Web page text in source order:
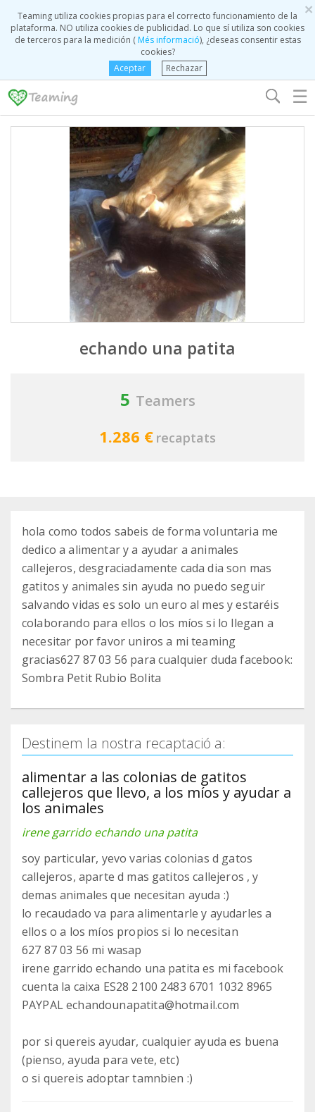
×
Teaming utiliza cookies propias para el correcto funcionamiento de la
plataforma. NO utiliza cookies de publicidad. Lo que sí utiliza son cookies
de terceros para la medición (Més informació), ¿deseas consentir estas
cookies?
Aceptar
Rechazar
☰
echando una patita
5 Teamers
1.286 € recaptats
hola como todos sabeis de forma voluntaria me
dedico a alimentar y a ayudar a animales
callejeros, desgraciadamente cada dia son mas
gatitos y animales sin ayuda no puedo seguir
salvando vidas es solo un euro al mes y estaréis
colaborando para ellos o los míos si lo llegan a
necesitar por favor uniros a mi teaming
gracias627 87 03 56 para cualquier duda facebook:
Sombra Petit Rubio Bolita
Destinem la nostra recaptació a:
alimentar a las colonias de gatitos
callejeros que llevo, a los míos y ayudar a
los animales
irene garrido echando una patita
soy particular, yevo varias colonias d gatos
callejeros, aparte d mas gatitos callejeros , y
demas animales que necesitan ayuda :)
lo recaudado va para alimentarle y ayudarles a
ellos o a los míos propios si lo necesitan
627 87 03 56 mi wasap
irene garrido echando una patita es mi facebook
cuenta la caixa ES28 2100 2483 6701 1032 8965
PAYPAL echandounapatita@hotmail.com
por si quereis ayudar, cualquier ayuda es buena
(pienso, ayuda para vete, etc)
o si quereis adoptar tamnbien :)